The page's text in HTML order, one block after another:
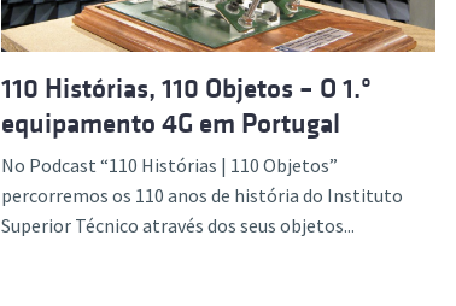
110 Histórias, 110 Objetos – O 1.º
equipamento 4G em Portugal
No Podcast “110 Histórias | 110 Objetos”
percorremos os 110 anos de história do Instituto
Superior Técnico através dos seus objetos...